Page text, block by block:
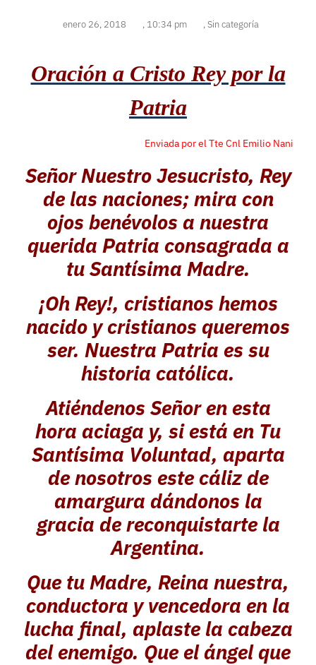
enero 26, 2018 , 10:34 pm ,Sin categoría
Oración a Cristo Rey por la
Patria
Enviada por el Tte Cnl Emilio Nani
Señor Nuestro Jesucristo, Rey
de las naciones; mira con
ojos benévolos a nuestra
querida Patria consagrada a
tu Santísima Madre.
¡Oh Rey!, cristianos hemos
nacido y cristianos queremos
ser. Nuestra Patria es su
historia católica.
Atiéndenos Señor en esta
hora aciaga y, si está en Tu
Santísima Voluntad, aparta
de nosotros este cáliz de
amargura dándonos la
gracia de reconquistarte la
Argentina.
Que tu Madre, Reina nuestra,
conductora y vencedora en la
lucha final, aplaste la cabeza
del enemigo. Que el ángel que